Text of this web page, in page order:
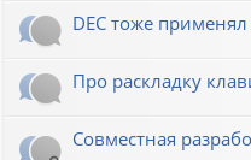
DEC тоже применял
Про раскладку
Совместная